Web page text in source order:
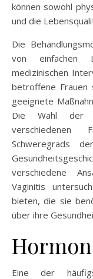
können sowohl
und die
Die
von einfachen
medizinischen
betroffene Frauen
geeignete
Die Wahl der
verschiedenen
Schweregrads
verschiedene
Vaginitis
bieten, die sie
über ihre
Eine der